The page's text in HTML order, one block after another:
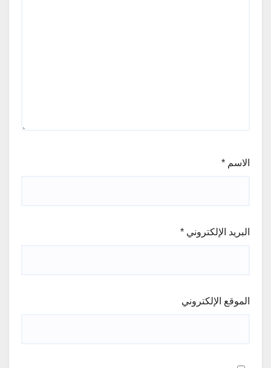
الاسم *
البريد الإلكتروني *
الموقع الإلكتروني